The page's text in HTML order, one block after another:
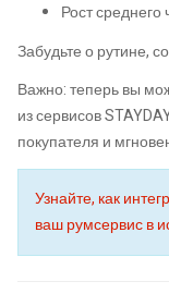
Рост
Забудьте о рутине,
Важно: теперь вы
из сервисов
покупателя и
Узнайте, как
ваш румсервис в